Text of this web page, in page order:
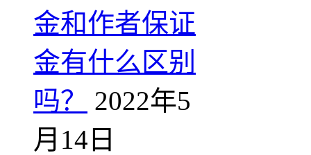
金和作者保证
金有什么区别
吗？
2022年5
月14日